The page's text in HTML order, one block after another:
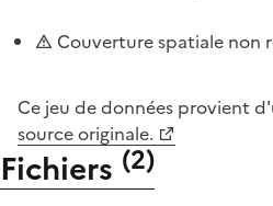
Couverture spatiale non
Ce jeu de données provient
source originale.
Fichiers (2)